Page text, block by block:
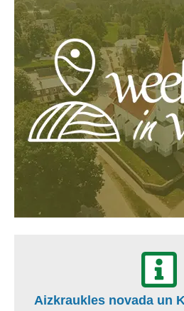
Aizkraukles novada un